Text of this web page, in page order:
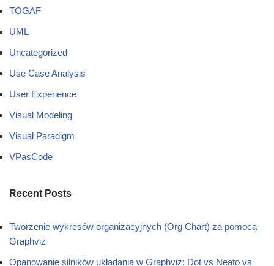
TOGAF
UML
Uncategorized
Use Case Analysis
User Experience
Visual Modeling
Visual Paradigm
VPasCode
Recent Posts
Tworzenie wykresów organizacyjnych (Org Chart) za pomocą
Graphviz
Opanowanie silników układania w Graphviz: Dot vs Neato vs